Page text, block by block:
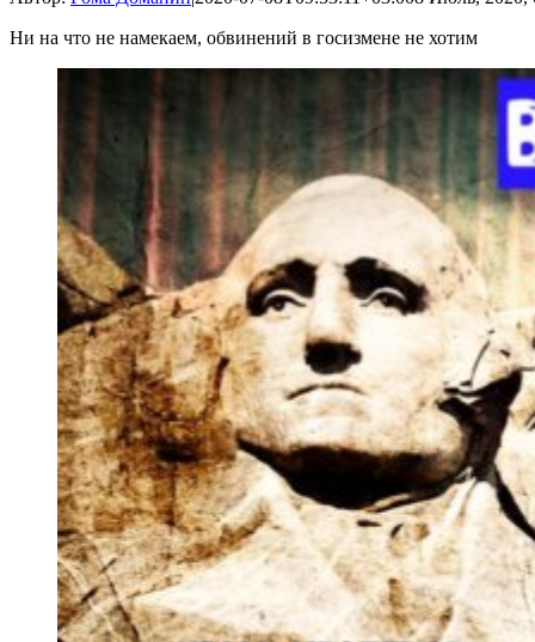
Ни на что не намекаем, обвинений в госизмене не хотим